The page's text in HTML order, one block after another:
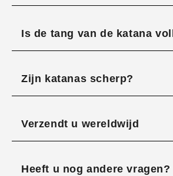
Is de tang van de katana
Zijn katanas scherp?
Verzendt u wereldwijd
Heeft u nog andere vragen?